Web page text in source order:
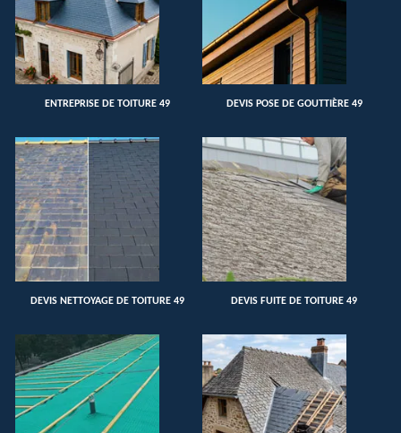
ENTREPRISE DE TOITURE 49 DEVIS POSE DE GOUTTIÈRE 49
DEVIS NETTOYAGE DE TOITURE 49 DEVIS FUITE DE TOITURE 49